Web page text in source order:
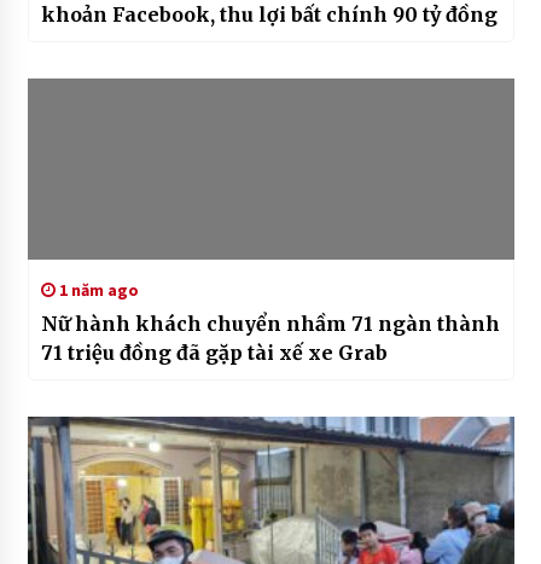
khoản Facebook, thu lợi bất chính 90 tỷ đồng
1 năm ago
Nữ hành khách chuyển nhầm 71 ngàn thành
71 triệu đồng đã gặp tài xế xe Grab